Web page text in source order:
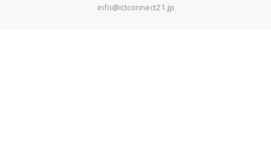
info@ictconnect21.jp